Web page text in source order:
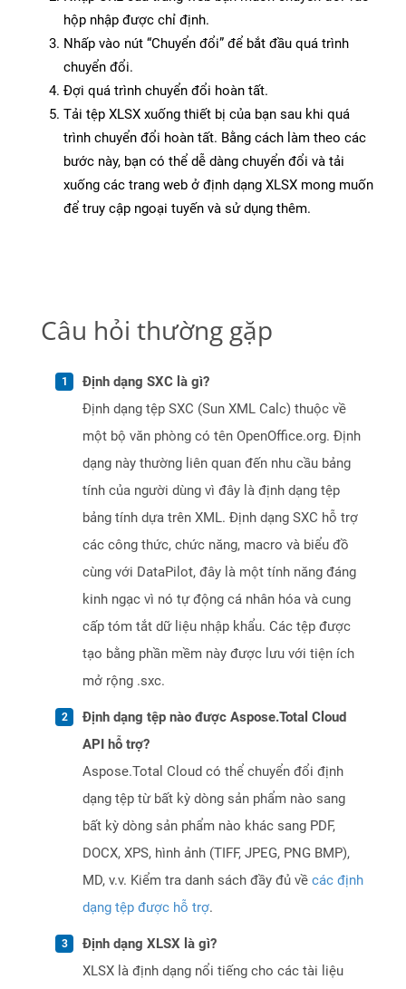
hộp nhập được chỉ định.
Nhấp vào nút “Chuyển đổi” để bắt đầu quá trình
chuyển đổi.
Đợi quá trình chuyển đổi hoàn tất.
Tải tệp XLSX xuống thiết bị của bạn sau khi quá
trình chuyển đổi hoàn tất. Bằng cách làm theo các
bước này, bạn có thể dễ dàng chuyển đổi và tải
xuống các trang web ở định dạng XLSX mong muốn
để truy cập ngoại tuyến và sử dụng thêm.
Câu hỏi thường gặp
Định dạng SXC là gì?
Định dạng tệp SXC (Sun XML Calc) thuộc về
một bộ văn phòng có tên OpenOffice.org. Định
dạng này thường liên quan đến nhu cầu bảng
tính của người dùng vì đây là định dạng tệp
bảng tính dựa trên XML. Định dạng SXC hỗ trợ
các công thức, chức năng, macro và biểu đồ
cùng với DataPilot, đây là một tính năng đáng
kinh ngạc vì nó tự động cá nhân hóa và cung
cấp tóm tắt dữ liệu nhập khẩu. Các tệp được
tạo bằng phần mềm này được lưu với tiện ích
mở rộng .sxc.
Định dạng tệp nào được Aspose.Total Cloud
API hỗ trợ?
Aspose.Total Cloud có thể chuyển đổi định
dạng tệp từ bất kỳ dòng sản phẩm nào sang
bất kỳ dòng sản phẩm nào khác sang PDF,
DOCX, XPS, hình ảnh (TIFF, JPEG, PNG BMP),
MD, v.v. Kiểm tra danh sách đầy đủ về các định
dạng tệp được hỗ trợ.
Định dạng XLSX là gì?
XLSX là định dạng nổi tiếng cho các tài liệu